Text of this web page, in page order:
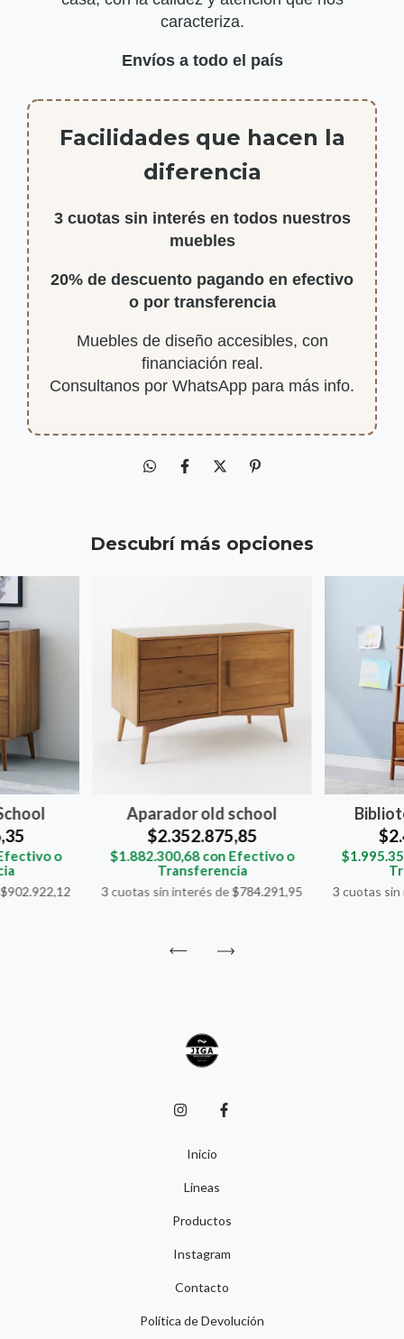
caracteriza.
Envíos a todo el país
Facilidades que hacen la
diferencia
3 cuotas sin interés en todos nuestros
muebles
20% de descuento pagando en efectivo
o por transferencia
Muebles de diseño accesibles, con
financiación real.
Consultanos por WhatsApp para más info.
Descubrí más opciones
o
$902.922,12
Aparador old school
$2.352.875,85
$1.882.300,68con Efectivo o
Transferencia
3 cuotas sin interés de$784.291,95 3 cuotas
Inicio
Lineas
Productos
Instagram
Contacto
Política de Devolución